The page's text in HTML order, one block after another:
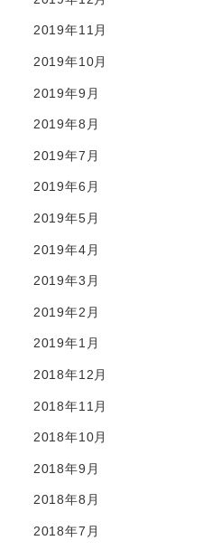
2019年11月
2019年10月
2019年9月
2019年8月
2019年7月
2019年6月
2019年5月
2019年4月
2019年3月
2019年2月
2019年1月
2018年12月
2018年11月
2018年10月
2018年9月
2018年8月
2018年7月